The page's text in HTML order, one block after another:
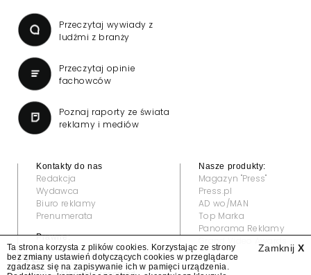
Przeczytaj wywiady z
ludźmi z branży
Przeczytaj opinie
fachowców
Poznaj raporty ze świata
reklamy i mediów
Kontakty do nas
Redakcja
Wydawca
Biuro reklamy
Prenumerata
Prawne:
Regulamin
Klauzula informacyjna
Nasze produkty:
Magazyn "Press"
Press.pl
AD wo/MAN
Top Marka
Panorama Reklamy
Zamknij X
Ta strona korzysta z plików cookies. Korzystając ze strony
bez zmiany ustawień dotyczących cookies w przeglądarce
zgadzasz się na zapisywanie ich w pamięci urządzenia.